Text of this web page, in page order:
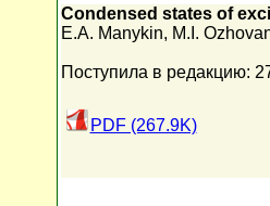
Condensed states of
E.A. Manykin, M.I.
Поступила в редакцию:
PDF (267.9K)